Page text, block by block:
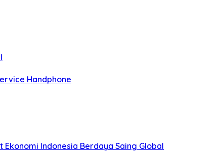
Handphone
Ekonomi Indonesia Berdaya Saing Global